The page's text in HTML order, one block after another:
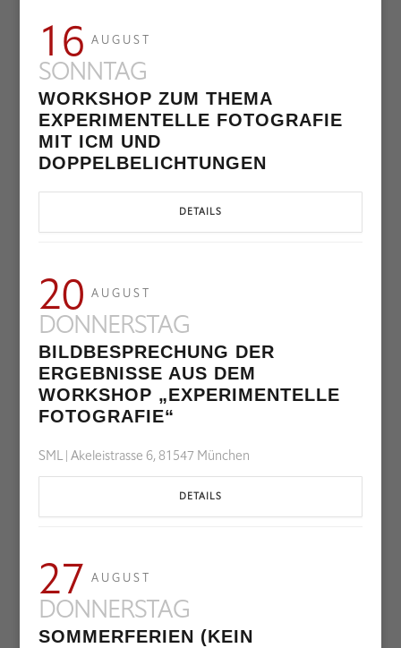
16 AUGUST
SONNTAG
WORKSHOP ZUM THEMA
EXPERIMENTELLE FOTOGRAFIE
MIT ICM UND
DOPPELBELICHTUNGEN
DETAILS
20 AUGUST
DONNERSTAG
BILDBESPRECHUNG DER
ERGEBNISSE AUS DEM
WORKSHOP „EXPERIMENTELLE
FOTOGRAFIE“
SML | Akeleistrasse 6, 81547 München
DETAILS
27 AUGUST
DONNERSTAG
SOMMERFERIEN (KEIN